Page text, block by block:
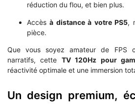
réduction du flou, et bien plus.
Accèsà distance à votre PS5,
pièce.
Que vous soyez amateur de FPS
narratifs, cette TV 120Hz pour
réactivité optimale et une immersion
Un design premium,